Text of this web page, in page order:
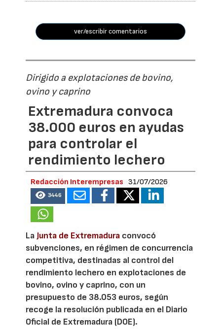
ver/escribir comentarios
Dirigido a explotaciones de bovino,
ovino y caprino
Extremadura convoca
38.000 euros en ayudas
para controlar el
rendimiento lechero
Redacción Interempresas 31/07/2026
3446
La Junta de Extremadura convocó
subvenciones, en régimen de concurrencia
competitiva, destinadas al control del
rendimiento lechero en explotaciones de
bovino, ovino y caprino, con un
presupuesto de 38.053 euros, según
recoge la resolución publicada en el Diario
Oficial de Extremadura (DOE).